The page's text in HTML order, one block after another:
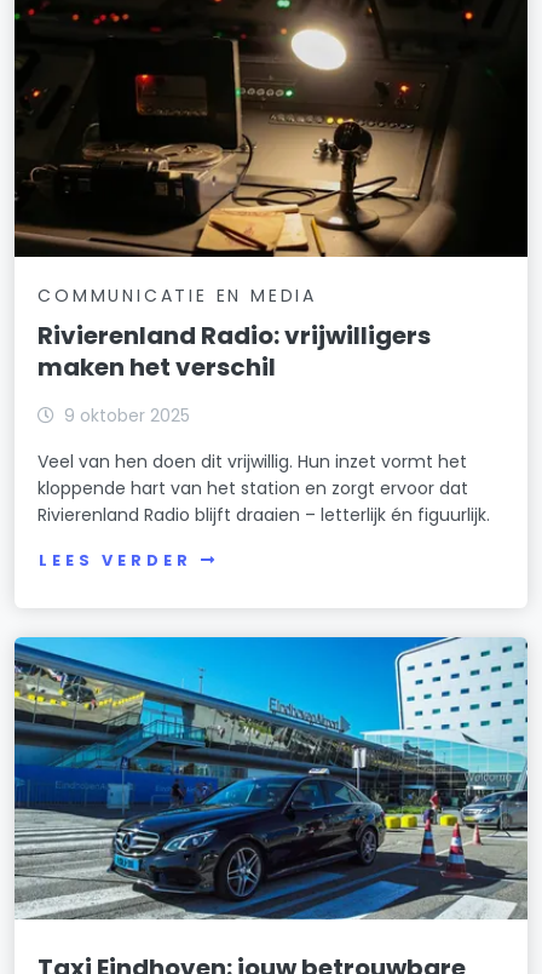
COMMUNICATIE EN MEDIA
Rivierenland Radio: vrijwilligers
maken het verschil
9 oktober 2025
Veel van hen doen dit vrijwillig. Hun inzet vormt het
kloppende hart van het station en zorgt ervoor dat
Rivierenland Radio blijft draaien – letterlijk én figuurlijk.
LEES VERDER